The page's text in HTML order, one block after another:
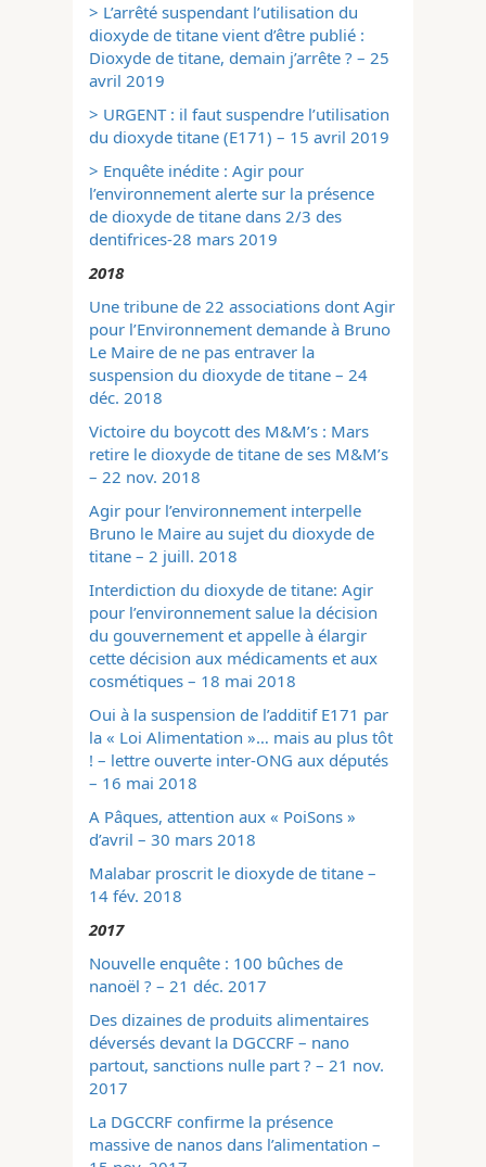
> L’arrêté suspendant l’utilisation du
dioxyde de titane vient d’être publié :
Dioxyde de titane, demain j’arrête ? – 25
avril 2019
> URGENT : il faut suspendre l’utilisation
du dioxyde titane (E171) – 15 avril 2019
> Enquête inédite : Agir pour
l’environnement alerte sur la présence
de dioxyde de titane dans 2/3 des
dentifrices-28 mars 2019
2018
Une tribune de 22 associations dont Agir
pour l’Environnement demande à Bruno
Le Maire de ne pas entraver la
suspension du dioxyde de titane – 24
déc. 2018
Victoire du boycott des M&M’s : Mars
retire le dioxyde de titane de ses M&M’s
– 22 nov. 2018
Agir pour l’environnement interpelle
Bruno le Maire au sujet du dioxyde de
titane – 2 juill. 2018
Interdiction du dioxyde de titane: Agir
pour l’environnement salue la décision
du gouvernement et appelle à élargir
cette décision aux médicaments et aux
cosmétiques – 18 mai 2018
Oui à la suspension de l’additif E171 par
la « Loi Alimentation »… mais au plus tôt
! – lettre ouverte inter-ONG aux députés
– 16 mai 2018
A Pâques, attention aux « PoiSons »
d’avril – 30 mars 2018
Malabar proscrit le dioxyde de titane –
14 fév. 2018
2017
Nouvelle enquête : 100 bûches de
nanoël ? – 21 déc. 2017
Des dizaines de produits alimentaires
déversés devant la DGCCRF – nano
partout, sanctions nulle part ? – 21 nov.
2017
La DGCCRF confirme la présence
massive de nanos dans l’alimentation –